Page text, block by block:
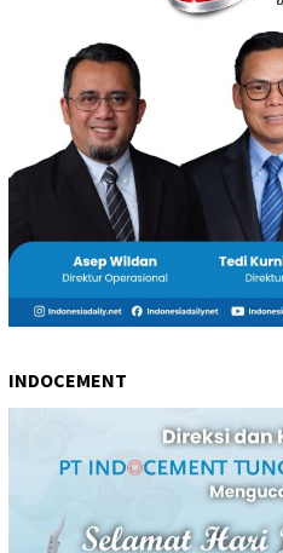
INDOCEMENT